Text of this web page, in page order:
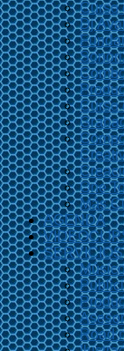
Curso
Dj
Curso
One
Más
AGENDA
SERVICIOS
Road